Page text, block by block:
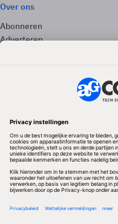
Over ons
Abonneren
Adverteren
Volg ons
Redactionele partner